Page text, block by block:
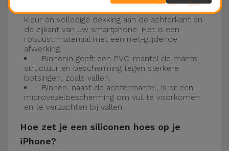
- Een eerste laag van Liquid Silicone geeft de
kleur en volledige dekking aan de achterkant en
de zijkant van uw smartphone. Het is een
robuust materiaal met een niet-glijdende
afwerking.
- Binnenin geeft een PVC-mantel de mantel
structuur en bescherming tegen sterkere
botsingen, zoals vallen.
- Binnen, naast de achtermantel, is er een
microvezelbescherming om vuil te voorkomen
en te verzachten bij vallen.
Hoe zet je een siliconen hoes op je
iPhone?